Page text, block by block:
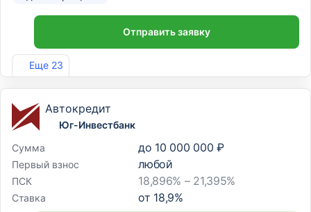
Еще 23
Отправить заявку
Лиц. №963
Автокредит
Юг-Инвестбанк
Сумма
до 10 000 000 ₽
Первый взнос любой
ПСК 18,896% – 21,395%
Ставка от 18,9%